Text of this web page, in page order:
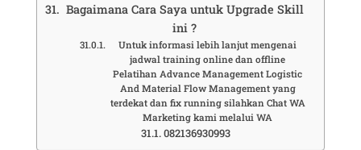
Bagaimana Cara Saya untuk Upgrade Skill
ini ?
Untuk informasi lebih lanjut mengenai
jadwal training online dan offline
Pelatihan Advance Management Logistic
And Material Flow Management yang
terdekat dan fix running silahkan Chat WA
Marketing kami melalui WA
082136930993